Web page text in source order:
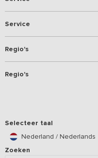
Service
Regio's
Regio's
Selecteer taal
Nederland / Nederlands
Zoeken